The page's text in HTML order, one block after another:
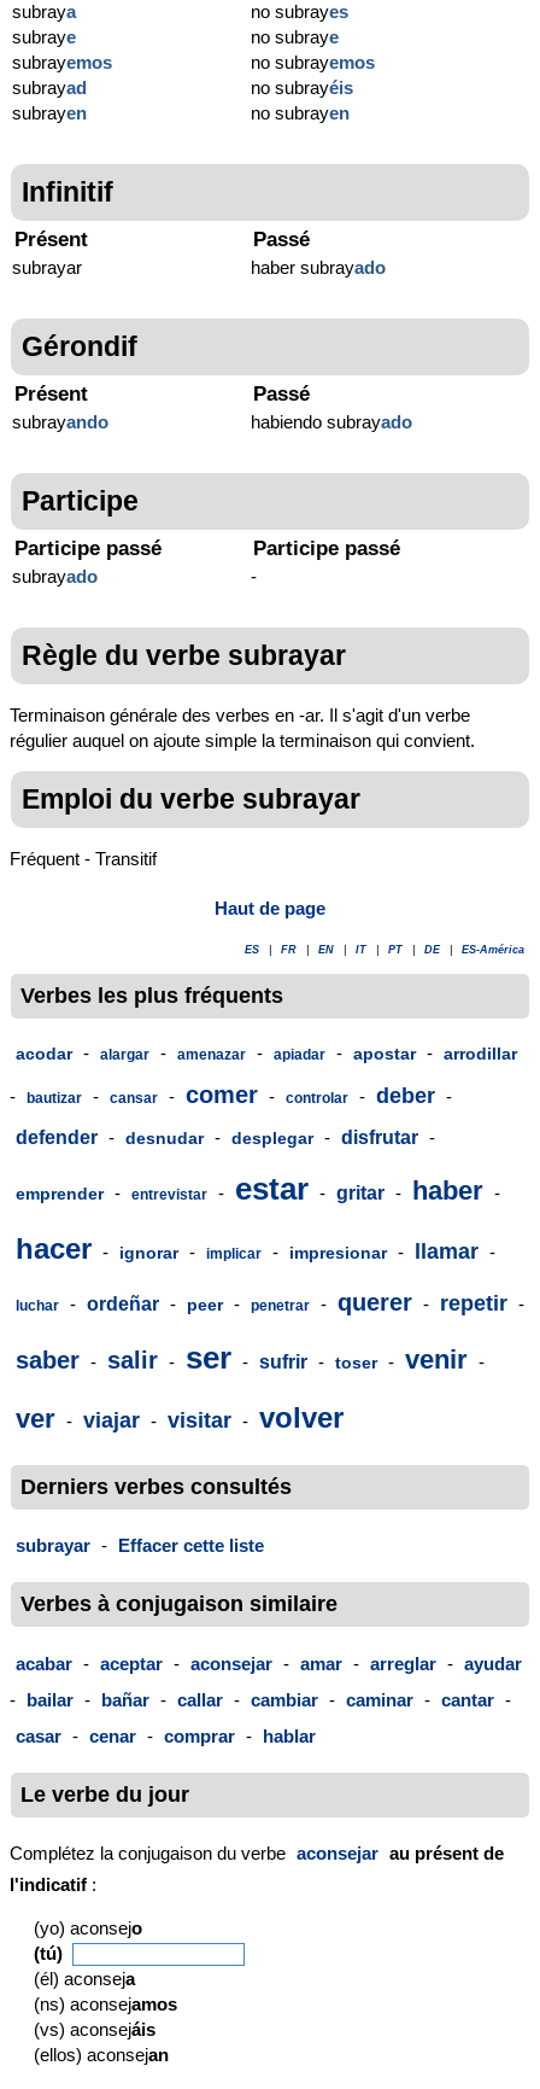
subraya
subraye
subrayemos
subrayad
subrayen
no subrayes
no subraye
no subrayemos
no subrayéis
no subrayen
Infinitif
Présent
subrayar
Passé
haber subrayado
Gérondif
Présent
subrayando
Passé
habiendo subrayado
Participe
Participe passé
subrayado
Participe passé
-
Règle du verbe subrayar
Terminaison générale des verbes en -ar. Il s'agit d'un verbe
régulier auquel on ajoute simple la terminaison qui convient.
Emploi du verbe subrayar
Fréquent - Transitif
Haut de page
ES FR EN IT PT DE ES-América
Verbes les plus fréquents
acodar - alargar - amenazar - apiadar - apostar - arrodillar
- bautizar - cansar - comer - controlar - deber -
defender - desnudar - desplegar - disfrutar -
emprender - entrevistar - estar - gritar - haber -
hacer - ignorar - implicar - impresionar - llamar -
luchar - ordeñar - peer - penetrar - querer - repetir -
saber - salir - ser - sufrir - toser - venir -
ver - viajar - visitar - volver
Derniers verbes consultés
subrayar - Effacer cette liste
Verbes à conjugaison similaire
acabar - aceptar - aconsejar - amar - arreglar - ayudar
- bailar - bañar - callar - cambiar - caminar - cantar -
casar - cenar - comprar - hablar
Le verbe du jour
Complétez la conjugaison du verbe aconsejar au présent de
l'indicatif :
(yo) aconsejo
(tú)
(él) aconseja
(ns) aconsejamos
(vs) aconsejáis
(ellos) aconsejan